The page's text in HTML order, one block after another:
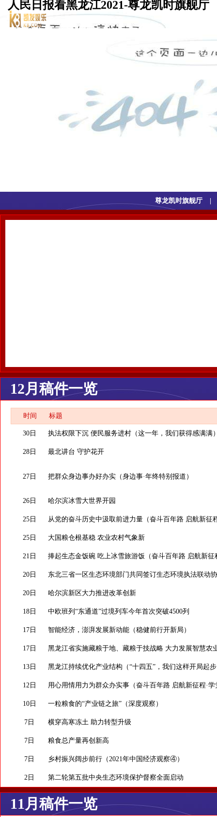
人民日报看黑龙江2021-尊龙凯时旗舰厅
尊龙凯时旗舰厅
12月稿件一览
时间 标题
30日 执法权限下沉 便民服务进村（这一年，我们获得感满满
28日 最北讲台 守护花开
27日 把群众身边事办好办实（身边事·年终特别报道）
26日 哈尔滨冰雪大世界开园
25日 从党的奋斗历史中汲取前进力量（奋斗百年路 启航新征
25日 大国粮仓根基稳 农业农村气象新
21日 捧起生态金饭碗 吃上冰雪旅游饭（奋斗百年路 启航新征
20日 东北三省一区生态环境部门共同签订生态环境执法联动
20日 哈尔滨新区大力推进改革创新
18日 中欧班列“东通道”过境列车今年首次突破4500列
17日 智能经济，澎湃发展新动能（稳健前行开新局）
17日 黑龙江省实施藏粮于地、藏粮于技战略 大力发展智慧农
13日 黑龙江持续优化产业结构（“十四五”，我们这样开局起
12日 用心用情用力为群众办实事（奋斗百年路 启航新征程·
10日 一粒粮食的“产业链之旅”（深度观察）
7日 横穿高寒冻土 助力转型升级
7日 粮食总产量再创新高
7日 乡村振兴阔步前行（2021年中国经济观察④）
2日 第二轮第五批中央生态环境保护督察全面启动
11月稿件一览